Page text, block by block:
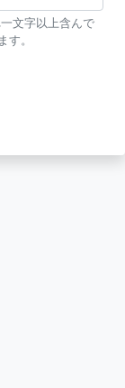
文字以上含んで
す。